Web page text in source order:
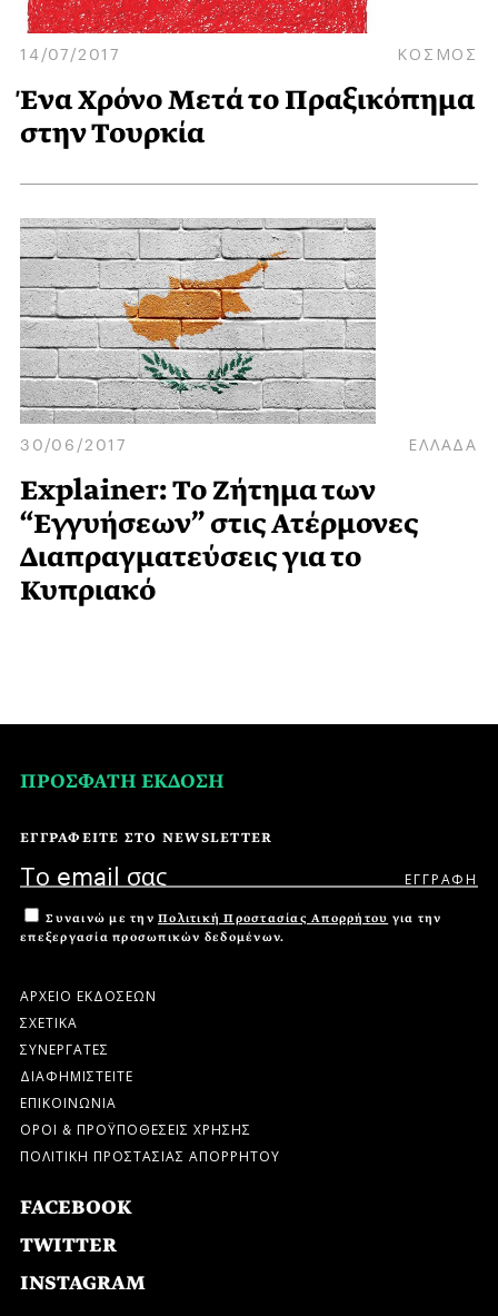
14/07/2017 ΚΟΣΜΟΣ
Ένα Χρόνο Μετά το Πραξικόπημα
στην Τουρκία
30/06/2017 ΕΛΛΑΔΑ
Explainer: Το Ζήτημα των
“Εγγυήσεων” στις Ατέρμονες
Διαπραγματεύσεις για το
Κυπριακό
ΠΡΟΣΦΑΤΗ ΕΚΔΟΣΗ
ΕΓΓΡΑΦΕΙΤΕ ΣΤΟ NEWSLETTER
Συναινώ με την Πολιτική Προστασίας Απορρήτου για την
επεξεργασία προσωπικών δεδομένων.
ΑΡΧΕΙΟ ΕΚΔΟΣΕΩΝ
ΣΧΕΤΙΚΑ
ΣΥΝΕΡΓΑΤΕΣ
ΔΙΑΦΗΜΙΣΤΕΙΤΕ
ΕΠΙΚΟΙΝΩΝΙΑ
ΟΡΟΙ & ΠΡΟΫΠΟΘΕΣΕΙΣ ΧΡΗΣΗΣ
ΠΟΛΙΤΙΚΗ ΠΡΟΣΤΑΣΙΑΣ ΑΠΟΡΡΗΤΟΥ
FACEBOOK
TWITTER
INSTAGRAM